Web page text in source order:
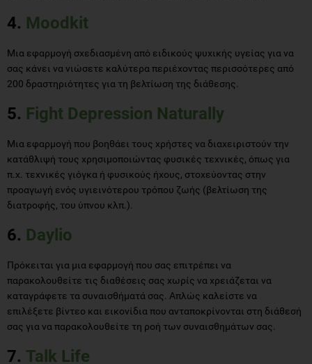
4. Moodkit
Μια εφαρμογή σχεδιασμένη από ειδικούς ψυχικής υγείας για να
σας κάνει να νιώσετε καλύτερα περιέχοντας περισσότερες από
200 δραστηριότητες για τη βελτίωση της διάθεσης.
5. Fight Depression Naturally
Μια εφαρμογή που βοηθάει τους χρήστες να διαχειριστούν την
κατάθλιψή τους χρησιμοποιώντας φυσικές τεχνικές, όπως για
π.χ. τεχνικές γιόγκα ή φυσικούς ήχους, στοχεύοντας στην
προαγωγή ενός υγιεινότερου τρόπου ζωής (βελτίωση της
διατροφής, του ύπνου κλπ.).
6. Daylio
Πρόκειται για μια εφαρμογή που σας επιτρέπει να
παρακολουθείτε τις διαθέσεις σας χωρίς να χρειάζεται να
καταγράφετε τα συναισθήματά σας. Απλώς καλείστε να
επιλέξετε βίντεο και εικονίδια που ανταποκρίνονται στη διάθεσή
σας για να παρακολουθείτε τη ροή των συναισθημάτων σας.
7. Talk Life